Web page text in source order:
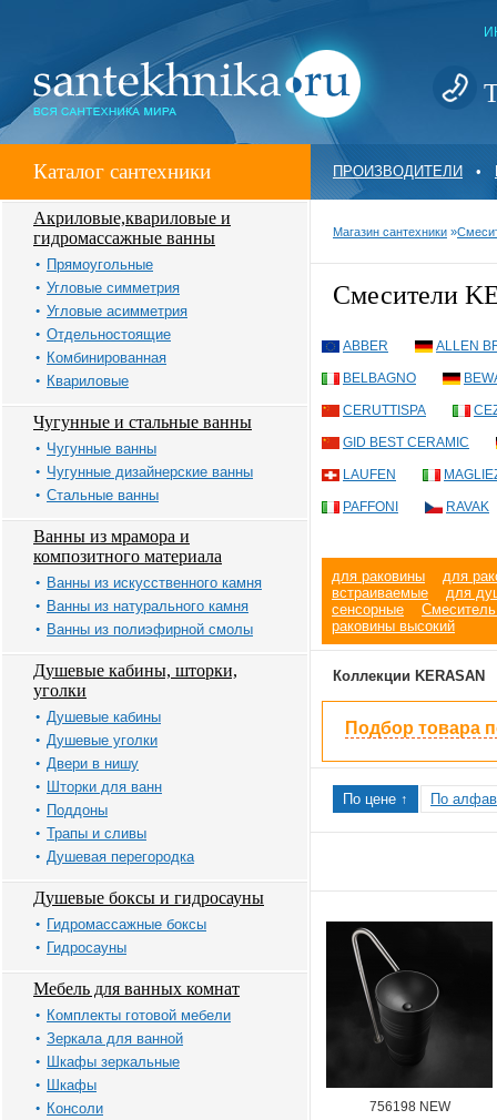
Каталог сантехники ПРОИЗВОДИТЕЛИ •
Акриловые,квариловые и
гидромассажные ванны
Прямоугольные
Угловые симметрия
Угловые асимметрия
Отдельностоящие
Комбинированная
Квариловые
Чугунные и стальные ванны
Чугунные ванны
Чугунные дизайнерские ванны
Стальные ванны
Ванны из мрамора и
композитного материала
Ванны из искусственного камня
Ванны из натурального камня
Ванны из полиэфирной смолы
Душевые кабины, шторки,
уголки
Душевые кабины
Душевые уголки
Двери в нишу
Шторки для ванн
Поддоны
Трапы и сливы
Душевая перегородка
Душевые боксы и гидросауны
Гидромассажные боксы
Гидросауны
Мебель для ванных комнат
Комплекты готовой мебели
Зеркала для ванной
Шкафы зеркальные
Шкафы
Консоли
Магазин сантехники »
Смесители
ABBER ALLEN
BELBAGNO
CERUTTISPA
GID BEST CERAMIC
LAUFEN
PAFFONI RAVAK
для раковины
для
встраиваемые
для
сенсорные
раковины высокий
Коллекции KERASAN
Подбор товара
По цене ↑ По
756198 NEW